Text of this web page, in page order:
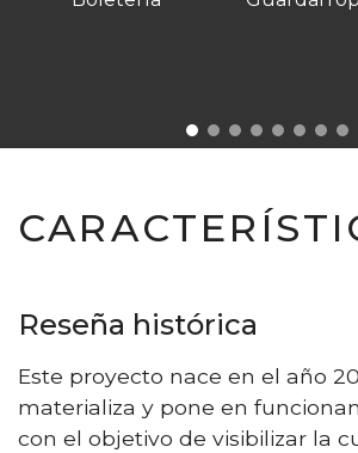
Reseña histórica
Este proyecto nace en el año
materializa y pone en
con el objetivo de visibilizar la